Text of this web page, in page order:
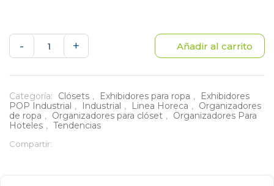
-
Rack
ropa
con
+ Añadir al carrito
Categoría: Clósets , Exhibidores para ropa ,
Exhibidores
POP Industrial , Industrial , Linea Horeca , Organizadores
de ropa , Organizadores para clóset , Organizadores Para
Hoteles , Tendencias
Compartir: